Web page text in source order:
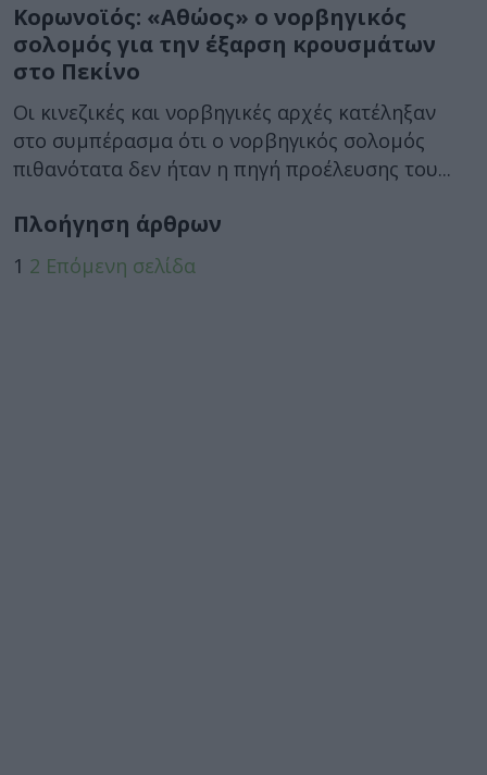
Κορωνοϊός: «Αθώος» ο νορβηγικός
σολομός για την έξαρση κρουσμάτων
στο Πεκίνο
Οι κινεζικές και νορβηγικές αρχές κατέληξαν
στο συμπέρασμα ότι ο νορβηγικός σολομός
πιθανότατα δεν ήταν η πηγή προέλευσης του...
Πλοήγηση άρθρων
1 2 Επόμενη σελίδα